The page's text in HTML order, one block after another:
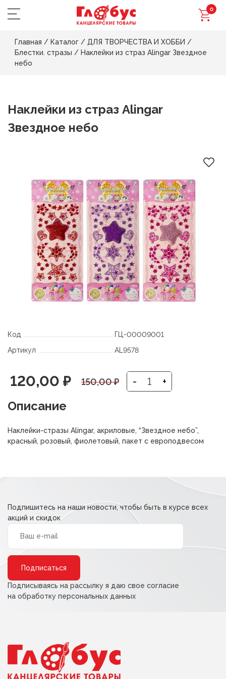
0
Главная / Каталог / ДЛЯ ТВОРЧЕСТВА И ХОББИ /
Блестки. стразы / Наклейки из страз Alingar Звездное
небо
Наклейки из страз Alingar
Звездное небо
Код
ГЦ-00009001
Артикул
AL9578
150,00₽
Первоначальная
цена
составляла
150,00 ₽.
120,00 ₽
Текущая
цена:
120,00 ₽.
- +
Описание
Наклейки-стразы Alingar, акриловые, “Звездное небо”,
красный, розовый, фиолетовый, пакет с европодвесом
Подпишитесь на наши новости, чтобы быть в курсе всех
акций и скидок
Подписываясь на рассылку я даю свое согласие
на обработку персональных данных